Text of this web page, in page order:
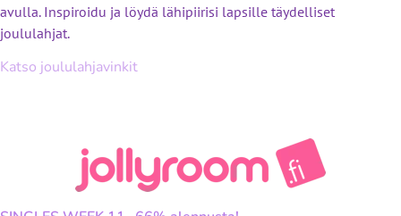
avulla. Inspiroidu ja löydä lähipiirisi lapsille täydelliset
joululahjat.
Katso joululahjavinkit